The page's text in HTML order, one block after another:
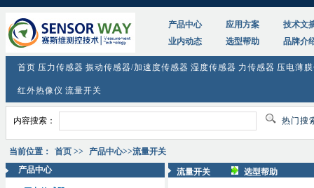
产品中心 应用方案
技术文
业内动态
选型帮助 品牌介
首页 压力传感器 振动传感器/加速度传感器 湿度传感器 力传感器 压电薄
红外热像仪 流量开关
内容搜索： 热门搜
当前位置： 首页 >> 产品中心>>流量开关
产品中心
流量开关 选型帮助